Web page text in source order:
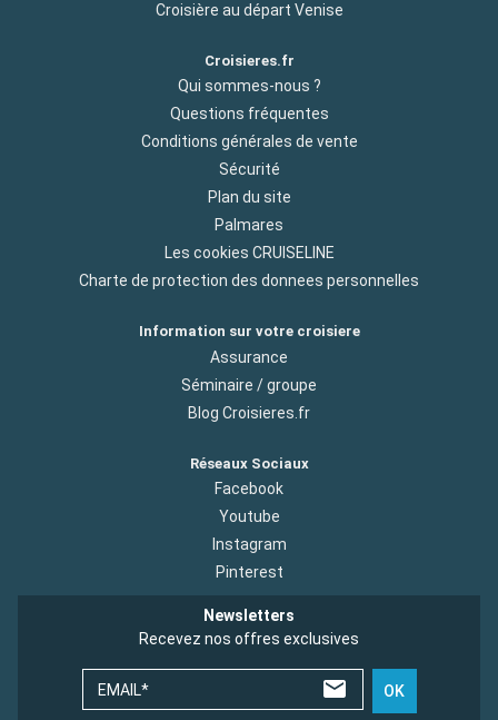
Croisière au départ Venise
Croisieres.fr
Qui sommes-nous ?
Questions fréquentes
Conditions générales de vente
Sécurité
Plan du site
Palmares
Les cookies CRUISELINE
Charte de protection des donnees personnelles
Information sur votre croisiere
Assurance
Séminaire / groupe
Blog Croisieres.fr
Réseaux Sociaux
Facebook
Youtube
Instagram
Pinterest
Newsletters
Recevez nos offres exclusives
EMAIL* OK